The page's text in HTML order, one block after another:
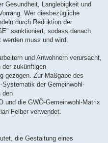
Gesundheit, Langlebigkeit und
Wer diesbezügliche
durch Reduktion der
sanktioniert, sodass danach
muss und wird.
und Anwohnern verursacht,
der zukünftigen
gezogen. Zur Maßgabe des
Systematik der Gemeinwohl-
den
und die GWÖ-Gemeinwohl-Matrix
Felber verwendet.
die Gestaltung eines